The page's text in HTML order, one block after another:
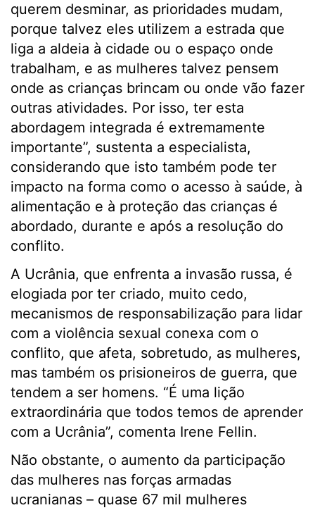
querem desminar, as prioridades mudam,
porque talvez eles utilizem a estrada que
liga a aldeia à cidade ou o espaço onde
trabalham, e as mulheres talvez pensem
onde as crianças brincam ou onde vão fazer
outras atividades. Por isso, ter esta
abordagem integrada é extremamente
importante”, sustenta a especialista,
considerando que isto também pode ter
impacto na forma como o acesso à saúde, à
alimentação e à proteção das crianças é
abordado, durante e após a resolução do
conflito.
A Ucrânia, que enfrenta a invasão russa, é
elogiada por ter criado, muito cedo,
mecanismos de responsabilização para lidar
com a violência sexual conexa com o
conflito, que afeta, sobretudo, as mulheres,
mas também os prisioneiros de guerra, que
tendem a ser homens. “É uma lição
extraordinária que todos temos de aprender
com a Ucrânia”, comenta Irene Fellin.
Não obstante, o aumento da participação
das mulheres nas forças armadas
ucranianas – quase 67 mil mulheres